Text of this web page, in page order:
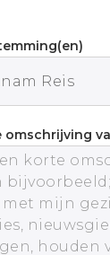
omschrijving